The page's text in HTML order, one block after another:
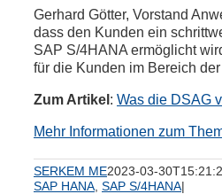
Gerhard Götter, Vorstand
dass den Kunden ein
SAP S/4HANA ermöglicht
für die Kunden im Bereich
Zum Artikel : Was die DSAG
Mehr Informationen zum
SERKEM ME2023-03-
SAP HANA SAP S/4HANA|